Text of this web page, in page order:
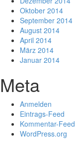
Oktober 2014
September 2014
August 2014
April 2014
März 2014
Januar 2014
Meta
Anmelden
Eintrags-Feed
Kommentar-Feed
WordPress.org